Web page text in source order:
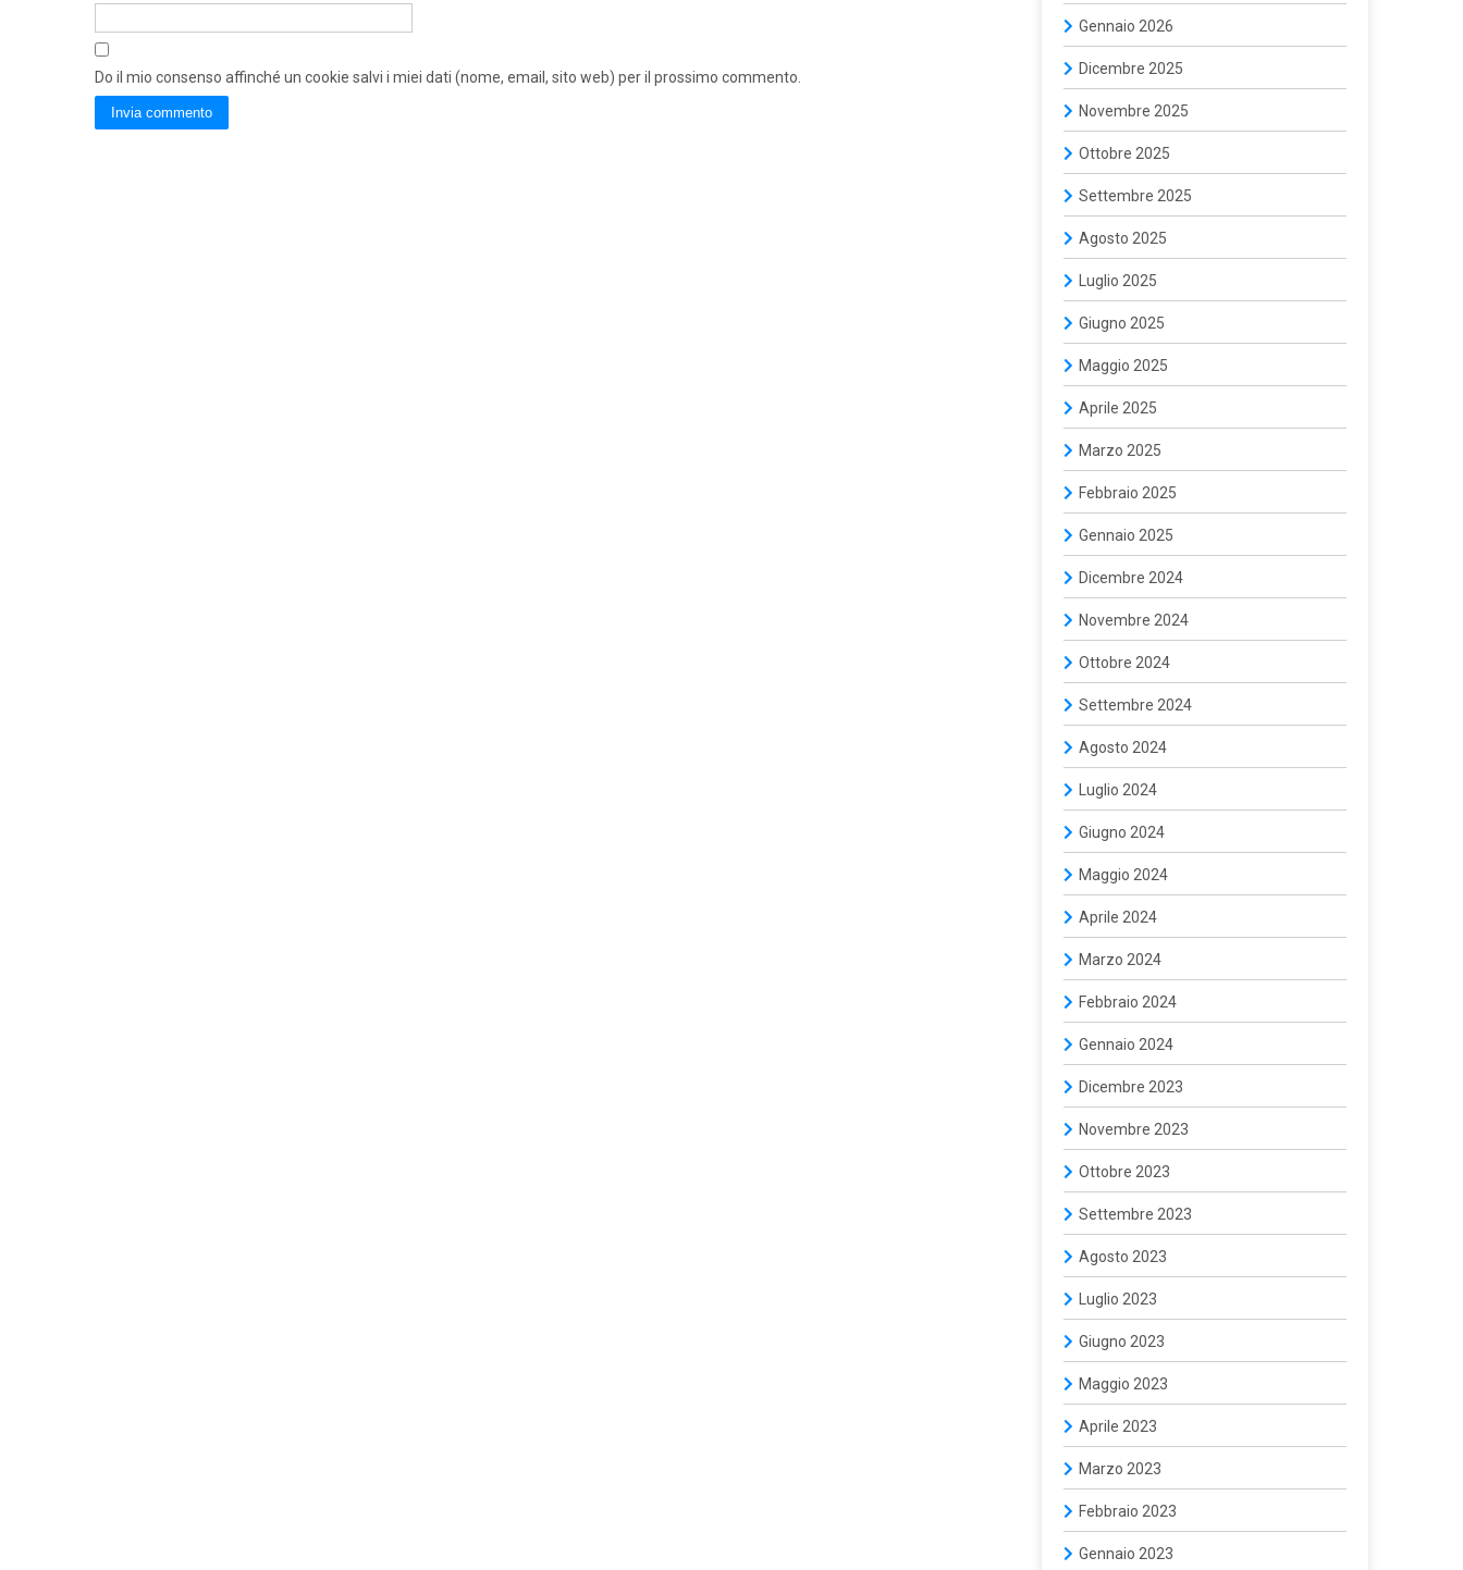
Do il mio consenso affinché un cookie salvi i miei dati (nome, email, sito web) per il prossimo commento.
Gennaio 2026
Dicembre 2025
Novembre 2025
Ottobre 2025
Settembre 2025
Agosto 2025
Luglio 2025
Giugno 2025
Maggio 2025
Aprile 2025
Marzo 2025
Febbraio 2025
Gennaio 2025
Dicembre 2024
Novembre 2024
Ottobre 2024
Settembre 2024
Agosto 2024
Luglio 2024
Giugno 2024
Maggio 2024
Aprile 2024
Marzo 2024
Febbraio 2024
Gennaio 2024
Dicembre 2023
Novembre 2023
Ottobre 2023
Settembre 2023
Agosto 2023
Luglio 2023
Giugno 2023
Maggio 2023
Aprile 2023
Marzo 2023
Febbraio 2023
Gennaio 2023